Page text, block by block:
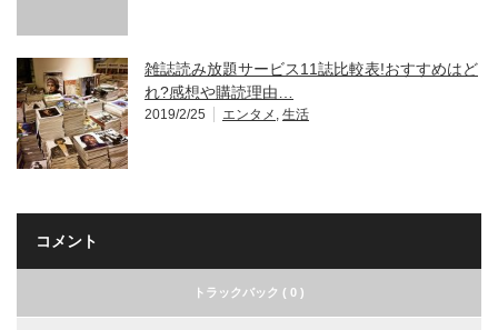
雑誌読み放題サービス11誌比較表!おすすめはど
れ?感想や購読理由…
2019/2/25 エンタメ 生活
コメント
トラックバック ( 0 )